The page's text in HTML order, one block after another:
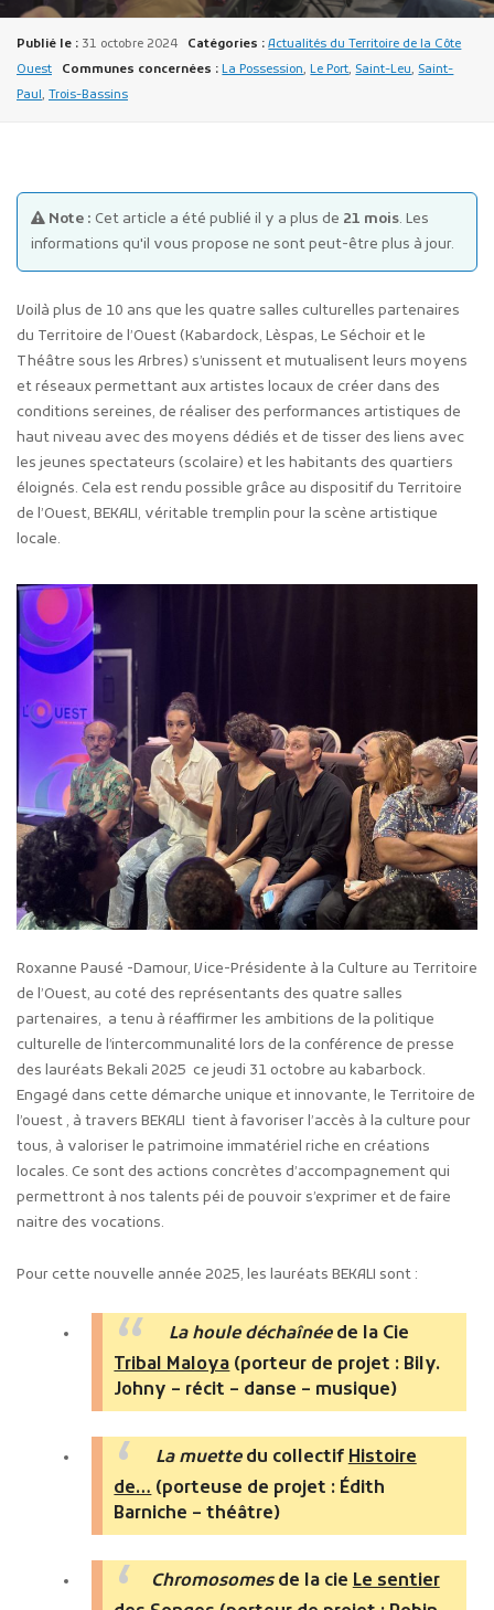
Publicité des actes
Marchés publics
Projets financés par l'Europe
Plans d'accès
Publié le : 31 octobre 2024 Catégories : Actualités du Territoire de la Côte
Ouest
Communes concernées : La Possession,Le Port, Saint-Leu, Saint-
Paul, Trois-Bassins
Note : Cet article a été publié il y a plus de 21 mois. Les
informations qu'il vous propose ne sont peut-être plus à jour.
Voilà plus de 10 ans que les quatre salles culturelles partenaires
du Territoire de l’Ouest (Kabardock, Lèspas, Le Séchoir et le
Théâtre sous les Arbres) s’unissent et mutualisent leurs moyens
et réseaux permettant aux artistes locaux de créer dans des
conditions sereines, de réaliser des performances artistiques de
haut niveau avec des moyens dédiés et de tisser des liens avec
les jeunes spectateurs (scolaire) et les habitants des quartiers
éloignés. Cela est rendu possible grâce au dispositif du Territoire
de l’Ouest, BEKALI, véritable tremplin pour la scène artistique
locale.
Roxanne Pausé -Damour, Vice-Présidente à la Culture au Territoire
de l’Ouest, au coté des représentants des quatre salles
partenaires, a tenu à réaffirmer les ambitions de la politique
culturelle de l’intercommunalité lors de la conférence de presse
des lauréats Bekali 2025 ce jeudi 31 octobre au kabarbock.
Engagé dans cette démarche unique et innovante, le Territoire de
l’ouest , à travers BEKALI tient à favoriser l’accès à la culture pour
tous, à valoriser le patrimoine immatériel riche en créations
locales. Ce sont des actions concrètes d’accompagnement qui
permettront à nos talents péi de pouvoir s’exprimer et de faire
naitre des vocations.
Pour cette nouvelle année 2025, les lauréats BEKALI sont :
La houle déchaînéede la Cie
Tribal Maloya (porteur de projet : Bily.
Johny – récit – danse – musique)
La muette du collectifHistoire
de… (porteuse de projet : Édith
Barniche – théâtre)
Chromosomesde la cieLe sentier